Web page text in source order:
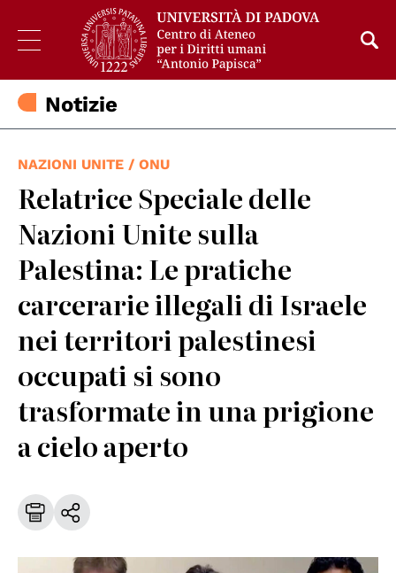
Notizie
NAZIONI UNITE / ONU
Relatrice Speciale delle
Nazioni Unite sulla
Palestina: Le pratiche
carcerarie illegali di Israele
nei territori palestinesi
occupati si sono
trasformate in una prigione
a cielo aperto